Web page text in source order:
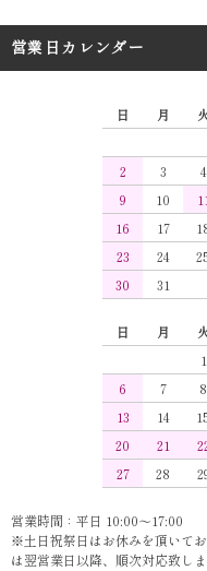
営業日カレンダー
日
月
2
3 4
9
10 11
16
17
23
24
30
31
日
月
1
6
7 8
13
14
20
21
27
28
営業時間：平日 10:00～17:00
※土日祝祭日はお休みを頂いて
は翌営業日以降、順次対応致しま